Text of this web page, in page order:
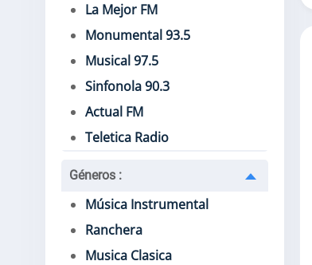
La Mejor FM
Monumental 93.5
Musical 97.5
Sinfonola 90.3
Actual FM
Teletica Radio
Géneros :
Música Instrumental
Ranchera
Musica Clasica